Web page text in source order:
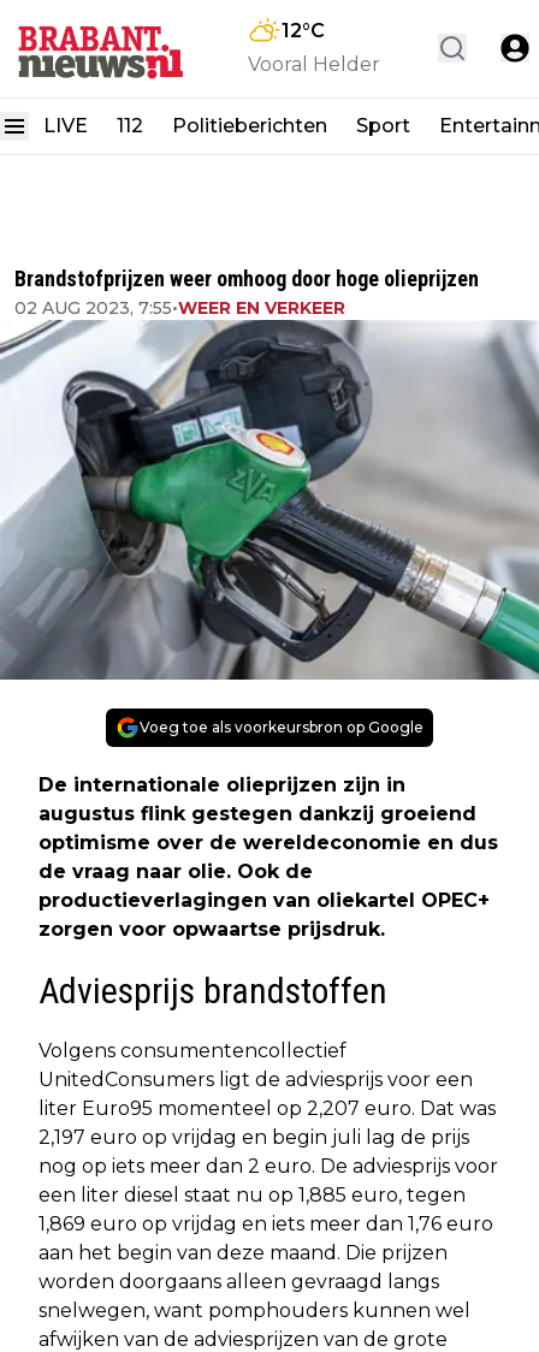
12°C
Vooral Helder
LIVE 112 Politieberichten Sport
Brandstofprijzen weer omhoog door hoge olieprijzen
02 AUG 2023, 7:55•WEER EN VERKEER
Voeg toe als voorkeursbron op Google
De internationale olieprijzen zijn in
augustus flink gestegen dankzij groeiend
optimisme over de wereldeconomie en dus
de vraag naar olie. Ook de
productieverlagingen van oliekartel OPEC+
zorgen voor opwaartse prijsdruk.
Adviesprijs brandstoffen
Volgens consumentencollectief
UnitedConsumers ligt de adviesprijs voor een
liter Euro95 momenteel op 2,207 euro. Dat was
2,197 euro op vrijdag en begin juli lag de prijs
nog op iets meer dan 2 euro. De adviesprijs voor
een liter diesel staat nu op 1,885 euro, tegen
1,869 euro op vrijdag en iets meer dan 1,76 euro
aan het begin van deze maand. Die prijzen
worden doorgaans alleen gevraagd langs
snelwegen, want pomphouders kunnen wel
afwijken van de adviesprijzen van de grote